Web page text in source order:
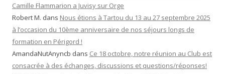
Camille Flammarion a Juvisy sur Orge
Robert M. dans Nous étions à Tartou du 13 au 27 septembre 2025
à l’occasion du 10ème anniversaire de nos séjours longs de
formation en Périgord !
AmandaNutAnyncb dans Ce 18 octobre, notre réunion au Club est
consacrée à des échanges, discussions et questions/réponses!